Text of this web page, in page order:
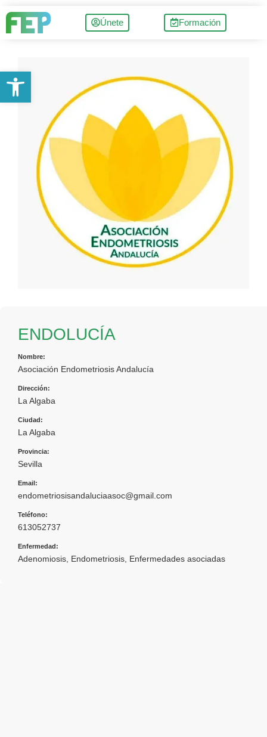
Únete Formación
ENDOLUCÍA
Nombre:
Asociación Endometriosis Andalucía
Dirección:
La Algaba
Ciudad:
La Algaba
Provincia:
Sevilla
Email:
endometriosisandaluciaasoc@gmail.com
Teléfono:
613052737
Enfermedad:
Adenomiosis Endometriosis Enfermedades asociadas
Abrir barra de herramientas